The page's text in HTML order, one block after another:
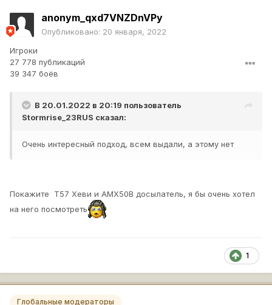
anonym_qxd7VNZDnVPy
Опубликовано: 20 января, 2022
Игроки
27 778 публикаций
39 347 боёв
В 20.01.2022 в 20:19 пользователь
Stormrise_23RUS сказал:
Очень интересный подход, всем выдали, а этому нет
Покажите Т57 Хеви и АМХ50В досылатель, я бы очень хотел
на него посмотреть
1
Глобальные модераторы